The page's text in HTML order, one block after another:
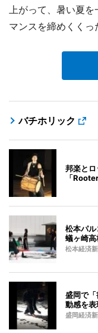
上がって、暑い夏
マンスを締めくくっ
バチホリック
邦楽と
「
松本パ
蟻ヶ崎高
松本経済
盛岡で
動感を表
盛岡経済